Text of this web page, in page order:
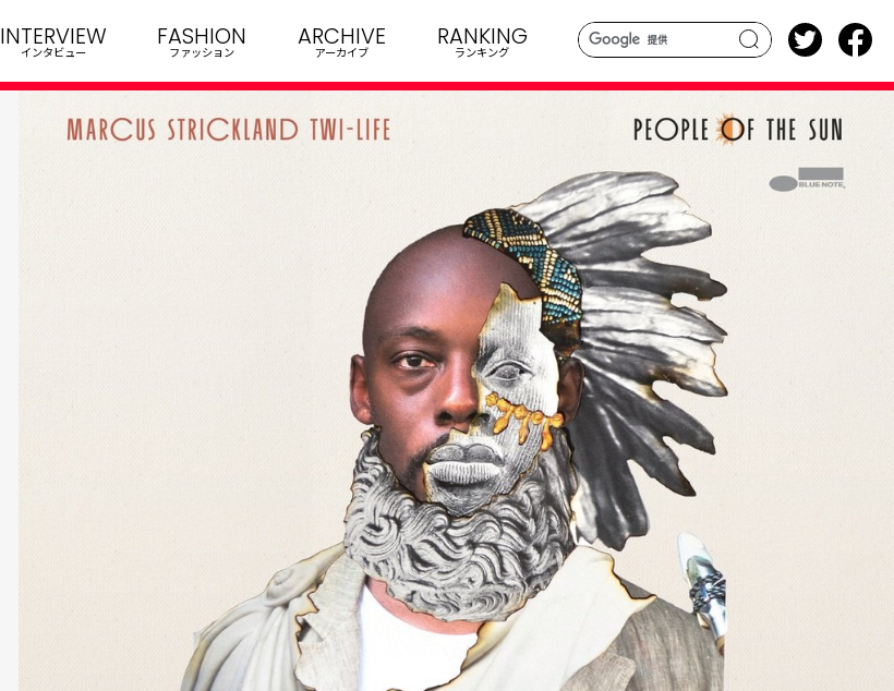
search
INTERVIEW
インタビュー
FASHION
ファッション
ARCHIVE
アーカイブ
RANKING
ランキング